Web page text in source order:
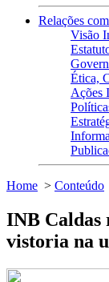
Relações
Visão
Ética,
Ações
Home > Conteúdo
INB Caldas
vistoria na